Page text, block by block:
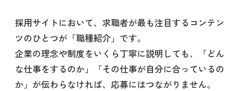
採用サイトにおいて、求職者が最も注目するコンテン
ツのひとつが「職種紹介」です。
企業の理念や制度をいくら丁寧に説明しても、「どん
な仕事をするのか」「その仕事が自分に合っているの
か」が伝わらなければ、応募にはつながりません。